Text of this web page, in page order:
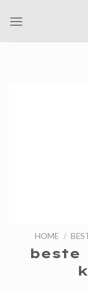
naar
HOME /
beste